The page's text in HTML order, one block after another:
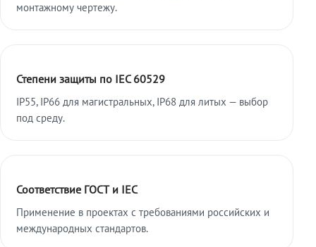
монтажному чертежу.
Степени защиты по IEC 60529
IP55, IP66 для магистральных, IP68 для литых — выбор
под среду.
Соответствие ГОСТ и IEC
Применение в проектах с требованиями российских и
международных стандартов.